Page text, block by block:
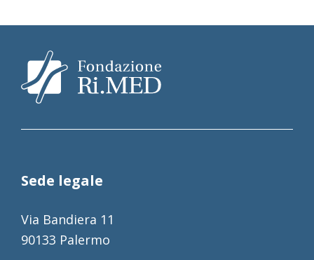
Sede legale
Via Bandiera 11
90133 Palermo